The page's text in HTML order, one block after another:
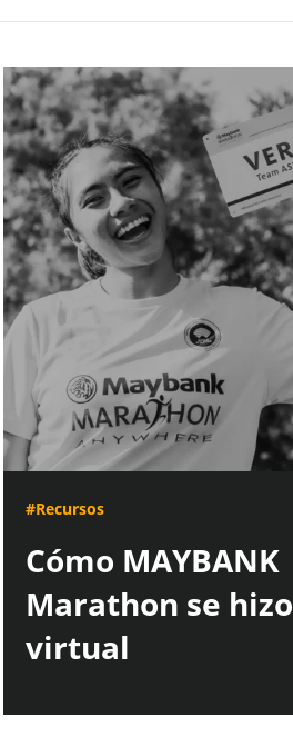
#Recursos
Cómo MAYBANK
Marathon se hizo
virtual